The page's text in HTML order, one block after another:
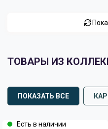
ТОВАРЫ ИЗ
ПОКАЗАТЬ ВСЕ
Есть в наличии